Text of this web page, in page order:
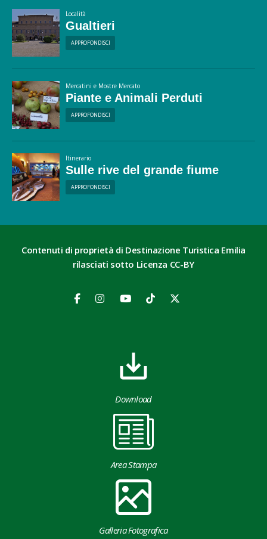
Località
Gualtieri
APPROFONDISCI
Mercatini e Mostre Mercato
Piante e Animali Perduti
APPROFONDISCI
Itinerario
Sulle rive del grande fiume
APPROFONDISCI
Contenuti di proprietà di Destinazione Turistica Emilia
rilasciati sotto Licenza CC-BY
Download
Area Stampa
Galleria Fotografica